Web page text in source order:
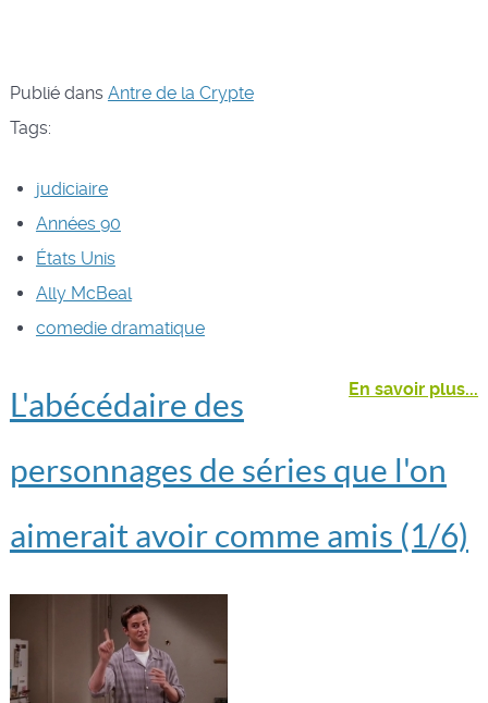
Publié dans Antre de la Crypte
Tags:
judiciaire
Années 90
États Unis
Ally McBeal
comedie dramatique
En savoir plus...
L'abécédaire des
personnages de séries que l'on
aimerait avoir comme amis (1/6)